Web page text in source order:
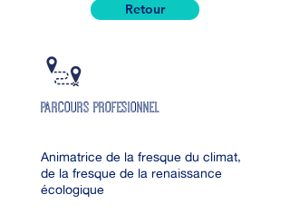
Retour
PARCOURS profesionnel
Animatrice de la fresque du climat,
de la fresque de la renaissance
écologique